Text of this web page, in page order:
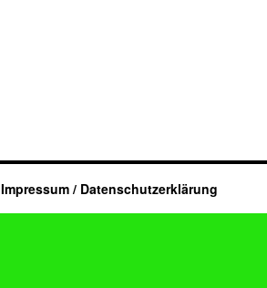
Impressum / Datenschutzerklärung